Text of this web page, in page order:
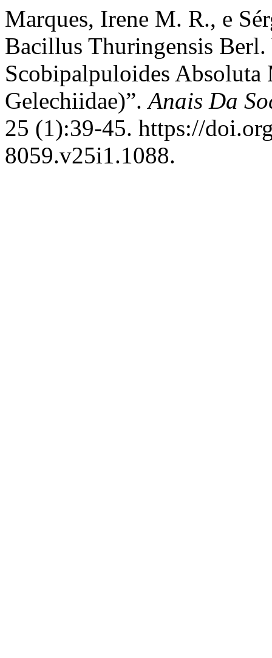
Marques, Irene M. R., e
Bacillus Thuringensis
Scobipalpuloides
Gelechiidae)”.Anais Da
25 (1):39-45. https://
8059.v25i1.1088.